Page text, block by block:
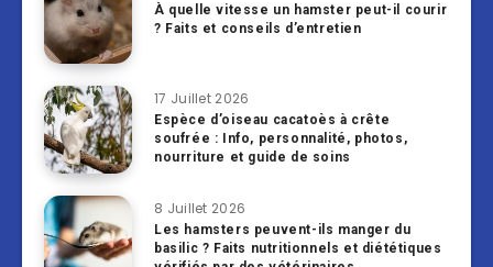
À quelle vitesse un hamster peut-il courir
? Faits et conseils d’entretien
17 Juillet 2026
Espèce d’oiseau cacatoès à crête
soufrée : Info, personnalité, photos,
nourriture et guide de soins
8 Juillet 2026
Les hamsters peuvent-ils manger du
basilic ? Faits nutritionnels et diététiques